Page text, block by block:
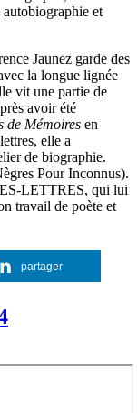
autobiographie et
Jaunez garde des
la longue lignée
vit une partie de
avoir été
de Mémoires en
elle a
de biographie.
Pour Inconnus).
LETTRES, qui lui
travail de poète et
partager